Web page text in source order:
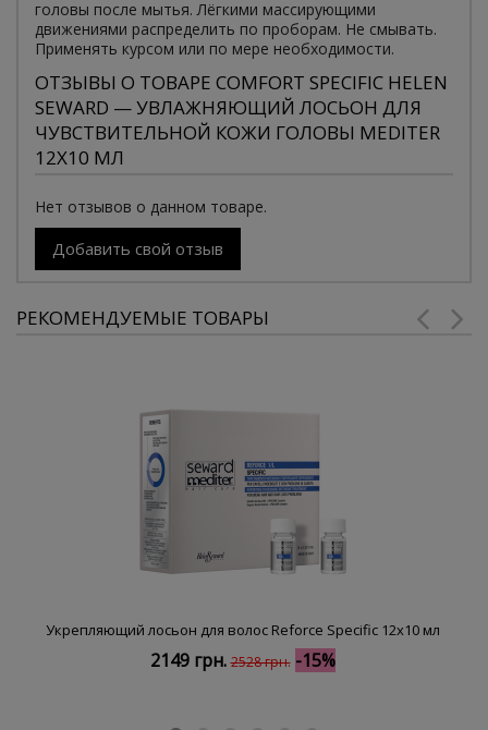
головы после мытья. Лёгкими массирующими
движениями распределить по проборам. Не смывать.
Применять курсом или по мере необходимости.
ОТЗЫВЫ О ТОВАРЕ COMFORT SPECIFIC HELEN
SEWARD — УВЛАЖНЯЮЩИЙ ЛОСЬОН ДЛЯ
ЧУВСТВИТЕЛЬНОЙ КОЖИ ГОЛОВЫ MEDITER
12Х10 МЛ
Нет отзывов о данном товаре.
Добавить свой отзыв
РЕКОМЕНДУЕМЫЕ ТОВАРЫ
Укрепляющий лосьон для волос Reforce Specific 12х10 мл
2149 грн. 2528 грн. -15%